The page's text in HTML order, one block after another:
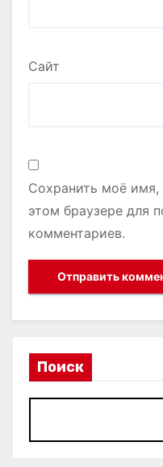
Сайт
Сохранить моё имя,
этом браузере для
комментариев.
Поиск